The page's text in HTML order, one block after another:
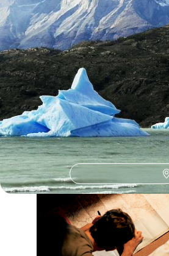
Le Guide
Conseils pratiques, témoignages et
voyage